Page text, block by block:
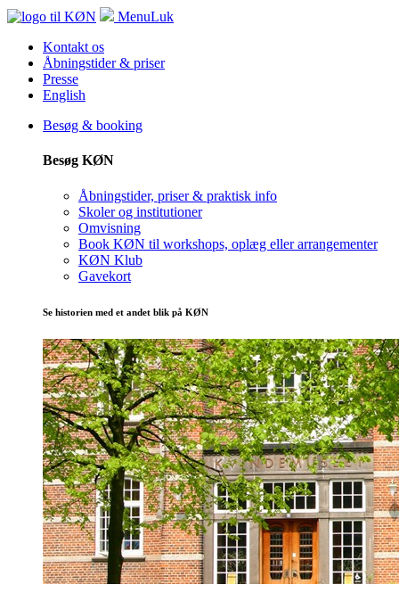
MenuLuk
Kontakt os
Åbningstider & priser
Presse
English
Besøg & booking
Besøg KØN
Åbningstider, priser & praktisk info
Skoler og institutioner
Omvisning
Book KØN til workshops, oplæg eller arrangementer
KØN Klub
Gavekort
Se historien med et andet blik på KØN